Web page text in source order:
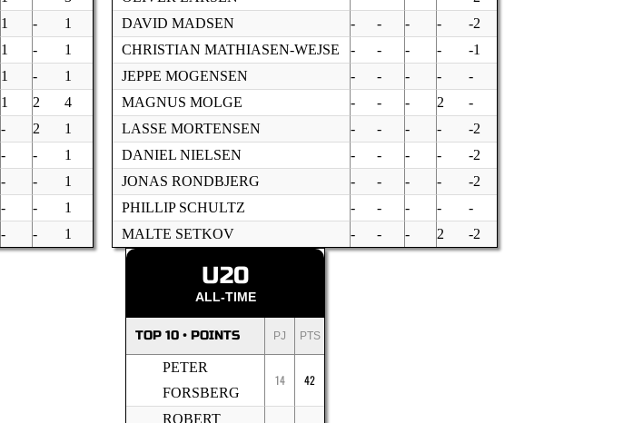
1 -
1
1 -
1
1 -
1
1 2
4
- 2
1
- -
1
- -
1
- -
1
- - 1
DAVID MADSEN
- - - -
-2
CHRISTIAN MATHIASEN-WEJSE
- - - -
-1
JEPPE MOGENSEN
- - - -
-
MAGNUS MOLGE
- - - 2
-
LASSE MORTENSEN
- - - -
-2
DANIEL NIELSEN
- - - -
-2
JONAS RONDBJERG
- - - -
-2
PHILLIP SCHULTZ
- - - -
-
MALTE SETKOV
- - - 2 -2
U20
ALL-TIME
TOP 10 • POINTS PJ PTS
PETER
FORSBERG
14 42
ROBERT